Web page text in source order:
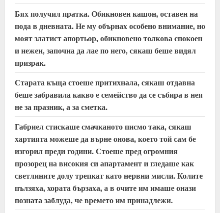
Бях получил пратка. Обикновен кашон, оставен на
пода в дневната. Не му обърнах особено внимание, но
моят златист апортьор, обикновено толкова спокоен
и нежен, започна да лае по него, сякаш беше видял
призрак.
Старата къща стоеше притихнала, сякаш отдавна
беше забравила какво е семейство да се събира в нея
не за празник, а за сметка.
Габриел стискаше смачканото писмо така, сякаш
хартията можеше да върне онова, което той сам бе
изгорил преди години. Стоеше пред огромния
прозорец на високия си апартамент и гледаше как
светлините долу трепкат като нервни мисли. Колите
пълзяха, хората бързаха, а в очите им имаше онази
позната заблуда, че времето им принадлежи.